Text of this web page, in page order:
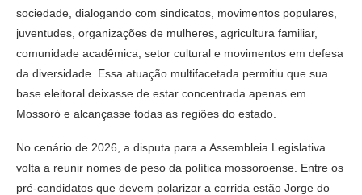
sociedade, dialogando com sindicatos, movimentos populares,
juventudes, organizações de mulheres, agricultura familiar,
comunidade acadêmica, setor cultural e movimentos em defesa
da diversidade. Essa atuação multifacetada permitiu que sua
base eleitoral deixasse de estar concentrada apenas em
Mossoró e alcançasse todas as regiões do estado.
No cenário de 2026, a disputa para a Assembleia Legislativa
volta a reunir nomes de peso da política mossoroense. Entre os
pré-candidatos que devem polarizar a corrida estão Jorge do